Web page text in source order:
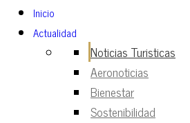
Inicio
Actualidad
Noticias Turisticas
Aeronoticias
Bienestar
Sostenibilidad